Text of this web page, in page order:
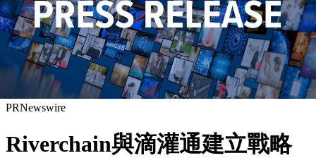
PRNewswire
Riverchain與滴灌通建立戰略